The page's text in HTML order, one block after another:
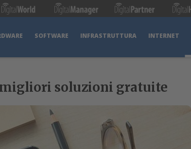
SOFTWARE INFRASTRUTTURA INTERNET
migliori soluzioni gratuite